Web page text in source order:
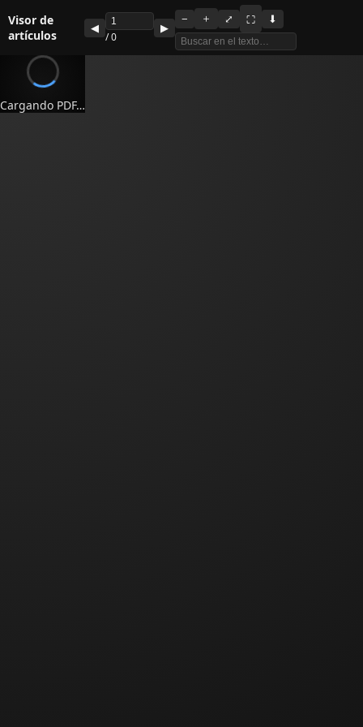
Visor de
artículos
◀
/0
▶
− ＋ ⤢ ⛶ ⬇
Cargando PDF…